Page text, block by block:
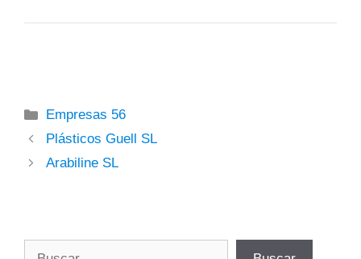
Categorías
Empresas 56
Plásticos Guell SL
Arabiline SL